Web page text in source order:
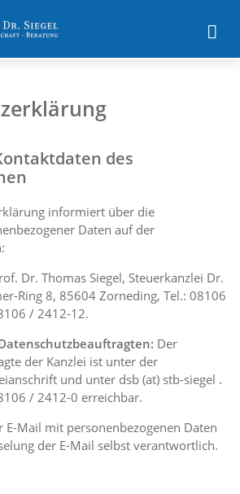
des
informiert über die
Daten auf der
Dr. Thomas Siegel, Steuerkanzlei Dr.
Ring 8, 85604 Zorneding, Tel.: 08106
/ 2412-12.
Der
der Kanzlei ist unter der
und unter dsb (at) stb-siegel .
/ 2412-0 erreichbar.
E-Mail mit personenbezogenen Daten
der E-Mail selbst verantwortlich.